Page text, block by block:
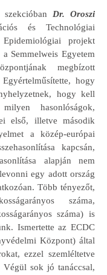
Dr. Oroszi
és Technológiai
projekt
Semmelweis Egyetem
megbízott
hogy
hogy kell
hasonlóságok,
első, illetve második
a közép-európai
kapcsán,
alapján nem
egy adott ország
Több tényezőt,
száma,
száma) is
Ismertette az ECDC
Központ) által
ezzel szemléltetve
sok jó tanáccsal,